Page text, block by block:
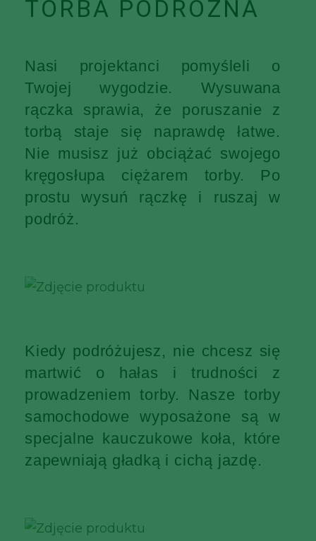
TORBA PODRÓŻNA
Nasi projektanci pomyśleli o
Twojej wygodzie. Wysuwana
rączka sprawia, że poruszanie z
torbą staje się naprawdę łatwe.
Nie musisz już obciążać swojego
kręgosłupa ciężarem torby. Po
prostu wysuń rączkę i ruszaj w
podróż.
Kiedy podróżujesz, nie chcesz się
martwić o hałas i trudności z
prowadzeniem torby. Nasze torby
samochodowe wyposażone są w
specjalne kauczukowe koła, które
zapewniają gładką i cichą jazdę.